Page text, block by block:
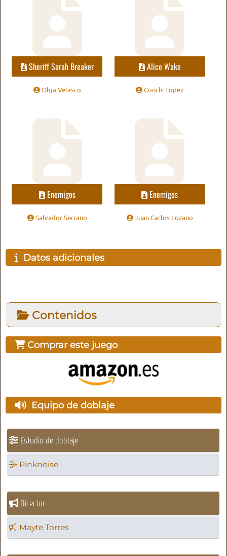
Sheriff Sarah Breaker
Olga Velasco
Alice Wake
Conchi López
Enemigos
Salvador Serrano
Enemigos
Juan Carlos Lozano
Datos adicionales
Contenidos
Comprar este juego
Equipo de doblaje
Estudio de doblaje
Pinknoise
Director
Mayte Torres